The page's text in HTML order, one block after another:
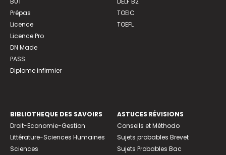
Prépas
Licence
Licence Pro
DN Made
PASS
Diplome infirmier
TOEIC
TOEFL
BIBLIOTHEQUE DES SAVOIRS
Droit-Economie-Gestion
Littérature-Sciences Humaines
Sciences
ASTUCES RÉVISIONS
Conseils et Méthodo
Sujets probables Brevet
Sujets Probables Bac